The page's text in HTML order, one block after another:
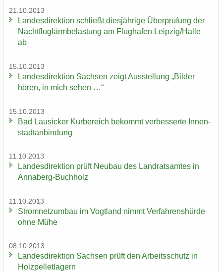
21.10.2013
Lan­des­di­rek­ti­on schließt dies­jäh­ri­ge Über­prü­fung der
Nacht­flug­lärm­be­las­tung am Flug­ha­fen Leip­zig/Halle
ab
15.10.2013
Lan­des­di­rek­ti­on Sach­sen zeigt Aus­stel­lung „Bil­der
hören, in mich sehen …“
15.10.2013
Bad Lau­si­cker Kur­be­reich be­kommt ver­bes­ser­te In­nen­
stadt­an­bin­dung
11.10.2013
Lan­des­di­rek­ti­on prüft Neu­bau des Land­rats­am­tes in
Annaberg-​Buchholz
11.10.2013
Strom­netz­um­bau im Vogt­land nimmt Ver­fah­rens­hür­de
ohne Mühe
08.10.2013
Lan­des­di­rek­ti­on Sach­sen prüft den Ar­beits­schutz in
Holz­pel­let­la­gern